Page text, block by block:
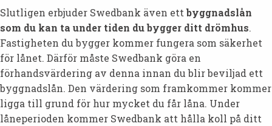
Slutligen erbjuder Swedbank även ettbyggnadslån
som du kan ta under tiden du bygger ditt drömhus.
Fastigheten du bygger kommer fungera som säkerhet
för lånet. Därför måste Swedbank göra en
förhandsvärdering av denna innan du blir beviljad ett
byggnadslån. Den värdering som framkommer kommer
ligga till grund för hur mycket du får låna. Under
låneperioden kommer Swedbank att hålla koll på ditt